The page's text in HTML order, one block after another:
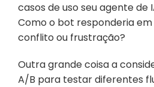
casos de uso seu agente de
Como o bot responderia
conflito ou frustração?
Outra grande coisa a
A/B para testar diferentes